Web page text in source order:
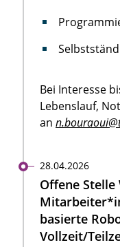
Bei Interesse
Lebenslauf,
an
28.04.2026
Offene
basierte
Vollzeit/